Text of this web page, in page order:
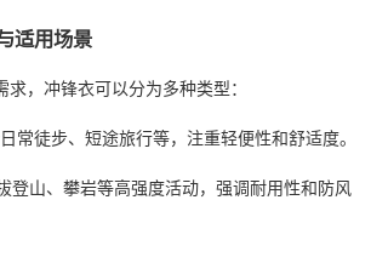
适用场景
，冲锋衣可以分为多种类型：
常徒步、短途旅行等，注重轻便性和舒适度。
登山、攀岩等高强度活动，强调耐用性和防风